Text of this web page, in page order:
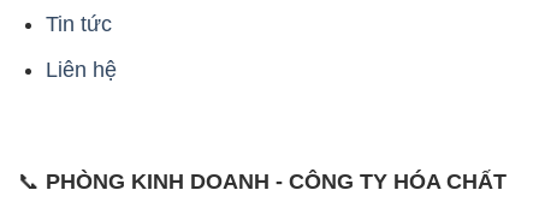
Tin tức
Liên hệ
📞 PHÒNG KINH DOANH - CÔNG TY HÓA CHẤT